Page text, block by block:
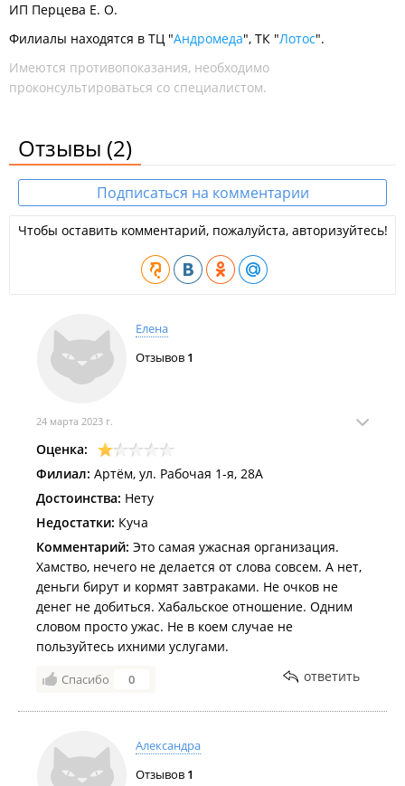
ИП Перцева Е. О.
Филиалы находятся в ТЦ "Андромеда", ТК "Лотос".
Имеются противопоказания, необходимо
проконсультироваться со специалистом.
Отзывы (2)
Подписаться на комментарии
Чтобы оставить комментарий, пожалуйста, авторизуйтесь!
Елена
Отзывов 1
24 марта 2023 г.
Оценка:
Филиал: Артём, ул. Рабочая 1-я, 28А
Достоинства: Нету
Недостатки: Куча
Комментарий: Это самая ужасная организация.
Хамство, нечего не делается от слова совсем. А нет,
деньги бирут и кормят завтраками. Не очков не
денег не добиться. Хабальское отношение. Одним
словом просто ужас. Не в коем случае не
пользуйтесь ихними услугами.
Спасибо 0 ответить
Александра
Отзывов 1